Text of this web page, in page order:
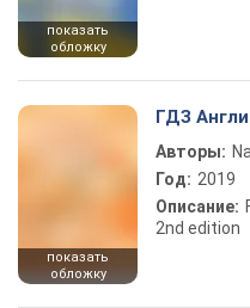
показать
обложку
показать
обложку
ГДЗ
Авторы:
Год: 2019
Описание:
2nd edition